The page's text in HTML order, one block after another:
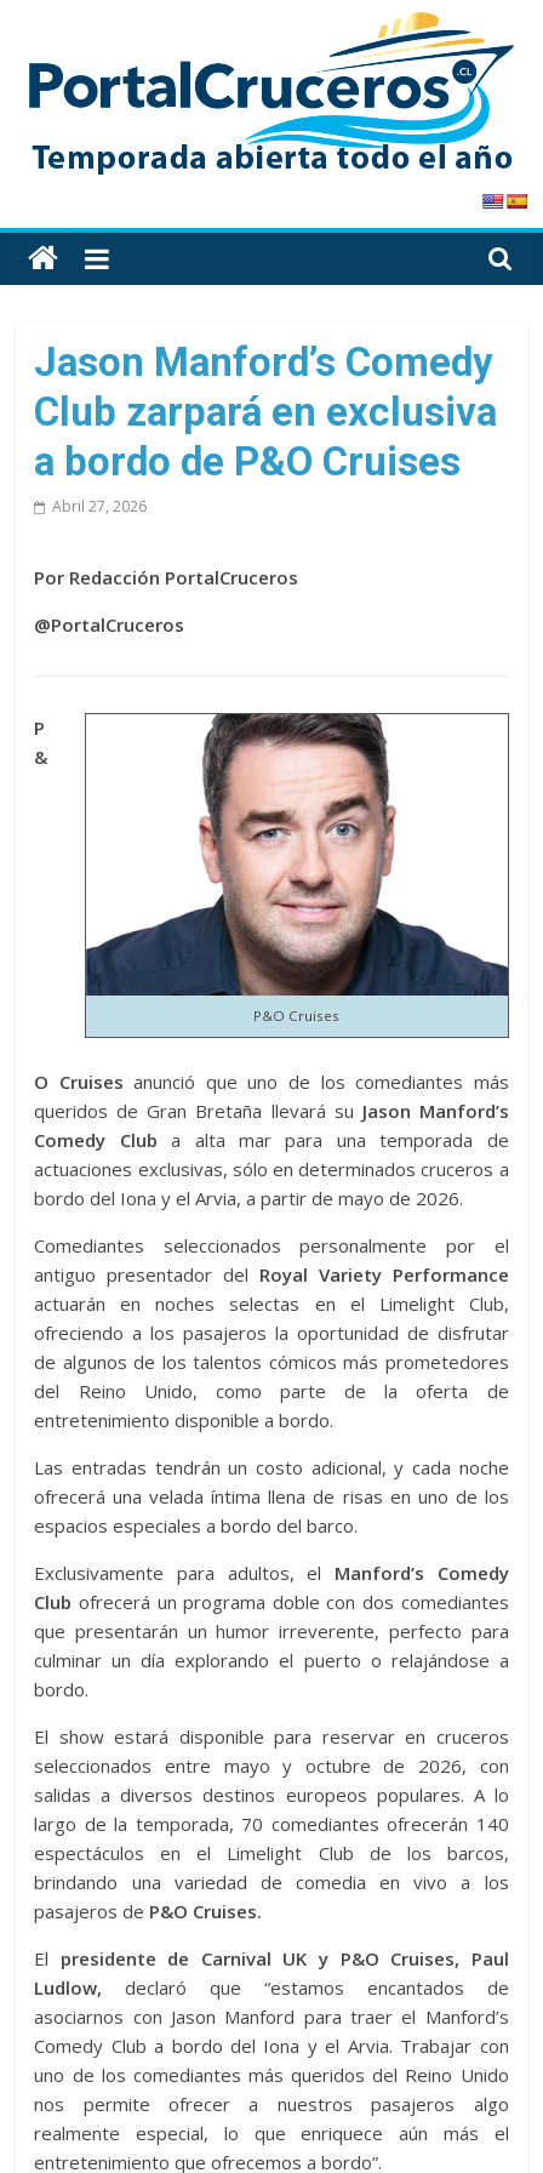
content
PortalCruceros
Toda
la
cruceros
en
solo
Jason Manford’s Comedy
Club zarpará en exclusiva
a bordo de P&O Cruises
Abril 27, 2026
Por Redacción PortalCruceros
@PortalCruceros
P&O Cruises
P
&
O Cruises anunció que uno de los comediantes más
queridos de Gran Bretaña llevará su Jason Manford’s
Comedy Club a alta mar para una temporada de
actuaciones exclusivas, sólo en determinados cruceros a
bordo del Iona y el Arvia, a partir de mayo de 2026.
Comediantes seleccionados personalmente por el
antiguo presentador del Royal Variety Performance
actuarán en noches selectas en el Limelight Club,
ofreciendo a los pasajeros la oportunidad de disfrutar
de algunos de los talentos cómicos más prometedores
del Reino Unido, como parte de la oferta de
entretenimiento disponible a bordo.
Las entradas tendrán un costo adicional, y cada noche
ofrecerá una velada íntima llena de risas en uno de los
espacios especiales a bordo del barco.
Exclusivamente para adultos, el Manford’s Comedy
Club ofrecerá un programa doble con dos comediantes
que presentarán un humor irreverente, perfecto para
culminar un día explorando el puerto o relajándose a
bordo.
El show estará disponible para reservar en cruceros
seleccionados entre mayo y octubre de 2026, con
salidas a diversos destinos europeos populares. A lo
largo de la temporada, 70 comediantes ofrecerán 140
espectáculos en el Limelight Club de los barcos,
brindando una variedad de comedia en vivo a los
pasajeros de P&O Cruises.
El presidente de Carnival UK y P&O Cruises, Paul
Ludlow, declaró que “estamos encantados de
asociarnos con Jason Manford para traer el Manford’s
Comedy Club a bordo del Iona y el Arvia. Trabajar con
uno de los comediantes más queridos del Reino Unido
nos permite ofrecer a nuestros pasajeros algo
realmente especial, lo que enriquece aún más el
entretenimiento que ofrecemos a bordo”.